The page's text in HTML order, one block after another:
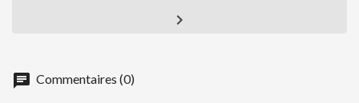

chat Commentaires (0)